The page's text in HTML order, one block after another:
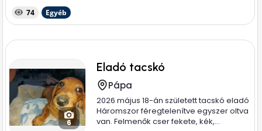
74 Egyéb
6
Eladó tacskó
Pápa
2026 május 18-án született tacskó eladó
Háromszor féregtelenítve egyszer oltva
van. Felmenők cser fekete, kék,...